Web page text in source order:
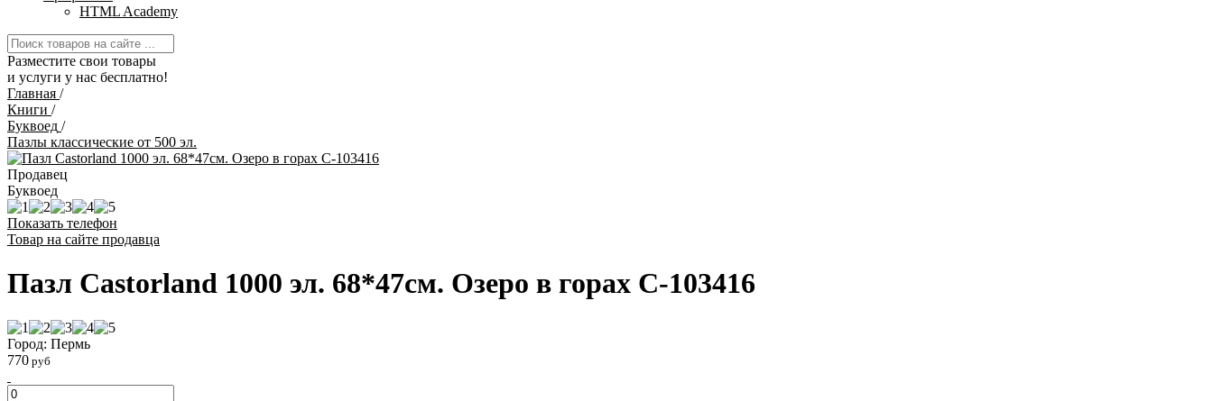
HTML Academy
Разместите свои товары
и услуги у нас бесплатно!
Главная /
Книги /
Буквоед /
Пазлы классические от 500 эл.
Продавец
Буквоед
Показать телефон
Товар на сайте продавца
Пазл Castorland 1000 эл. 68*47см. Озеро в горах C-103416
Город: Пермь
770 руб